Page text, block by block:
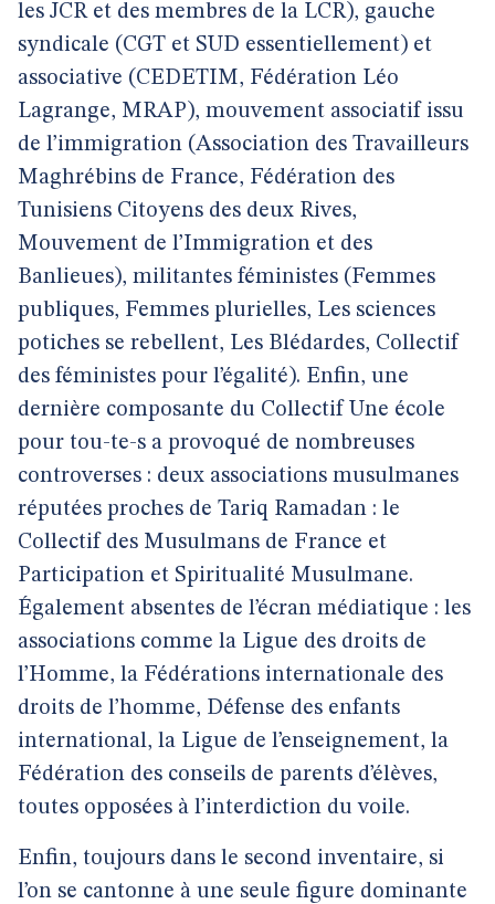
les JCR et des membres de la LCR), gauche
syndicale (CGT et SUD essentiellement) et
associative (CEDETIM, Fédération Léo
Lagrange, MRAP), mouvement associatif issu
de l’immigration (Association des Travailleurs
Maghrébins de France, Fédération des
Tunisiens Citoyens des deux Rives,
Mouvement de l’Immigration et des
Banlieues), militantes féministes (Femmes
publiques, Femmes plurielles, Les sciences
potiches se rebellent, Les Blédardes, Collectif
des féministes pour l’égalité). Enfin, une
dernière composante du Collectif Une école
pour tou-te-s a provoqué de nombreuses
controverses : deux associations musulmanes
réputées proches de Tariq Ramadan : le
Collectif des Musulmans de France et
Participation et Spiritualité Musulmane.
Également absentes de l’écran médiatique : les
associations comme la Ligue des droits de
l’Homme, la Fédérations internationale des
droits de l’homme, Défense des enfants
international, la Ligue de l’enseignement, la
Fédération des conseils de parents d’élèves,
toutes opposées à l’interdiction du voile.
Enfin, toujours dans le second inventaire, si
l’on se cantonne à une seule figure dominante